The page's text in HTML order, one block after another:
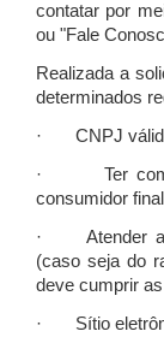
contatar por
ou "Fale
Realizada a
determinados
· CNPJ
· Ter como
consumidor
· Atender
(caso seja do
deve cumprir
· Sítio